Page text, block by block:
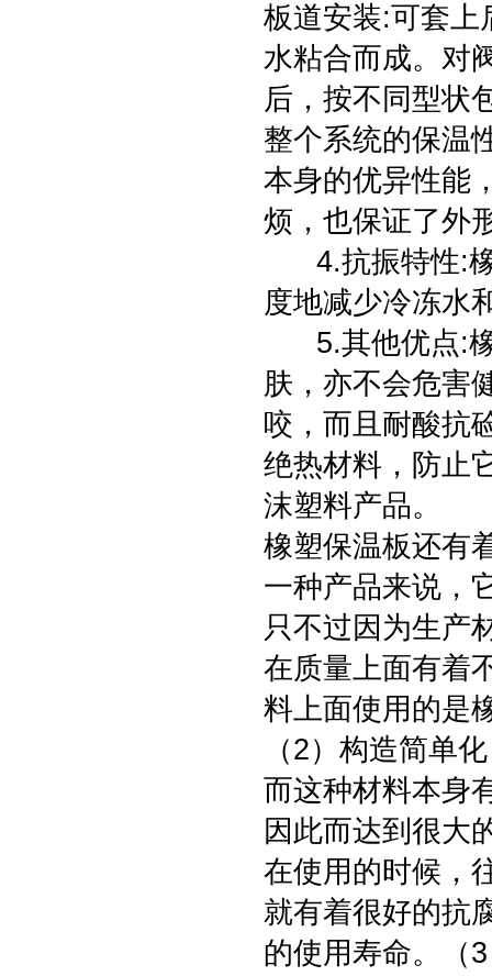
板道安装:可套上
水粘合而成。对
后，按不同型状
整个系统的保温
本身的优异性能
烦，也保证了外
4.抗振特性:橡
度地减少冷冻水
5.其他优点:橡
肤，亦不会危害
咬，而且耐酸抗
绝热材料，防止
沫塑料产品。
橡塑保温板还有
一种产品来说，
只不过因为生产
在质量上面有着
料上面使用的是
（2）构造简单
而这种材料本身
因此而达到很大
在使用的时候，
就有着很好的抗
的使用寿命。（